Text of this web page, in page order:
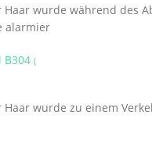
Haar wurde während des
alarmier
B304 (
Haar wurde zu einem